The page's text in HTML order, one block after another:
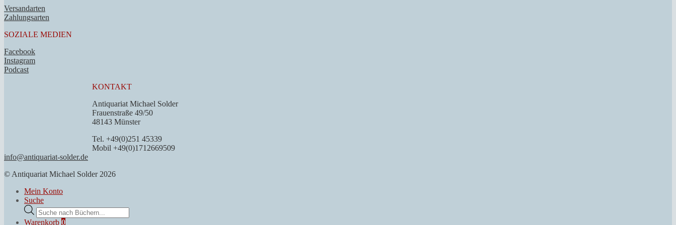
Versandarten
Zahlungsarten
SOZIALE MEDIEN
Facebook
Instagram
Podcast
KONTAKT
Antiquariat Michael Solder
Frauenstraße 49/50
48143 Münster
Tel. +49(0)251 45339
Mobil +49(0)1712669509
info@antiquariat-solder.de
© Antiquariat Michael Solder 2026
Mein Konto
Suche
Products
search
Warenkorb 0